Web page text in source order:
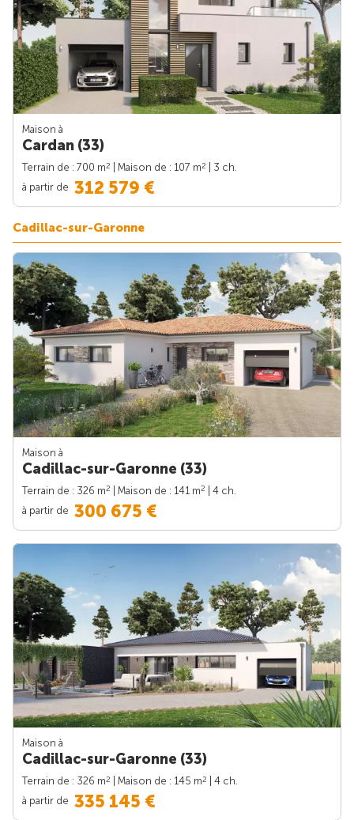
Maison à
Cardan (33)
Terrain de : 700 m2 | Maison de : 107 m2
| 3 ch.
à partir de 312 579 €
Cadillac-sur-Garonne
Maison à
Cadillac-sur-Garonne (33)
Terrain de : 326 m2 | Maison de : 141 m2
| 4 ch.
à partir de 300 675 €
Maison à
Cadillac-sur-Garonne (33)
Terrain de : 326 m2 | Maison de : 145 m2
| 4 ch.
à partir de 335 145 €